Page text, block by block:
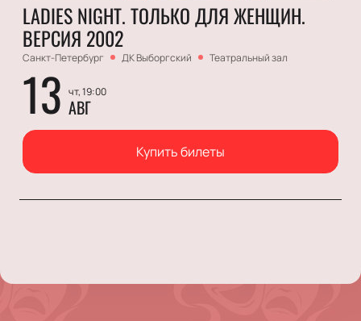
LADIES NIGHT. ТОЛЬКО ДЛЯ ЖЕНЩИН.
ВЕРСИЯ 2002
Санкт-Петербург ДК Выборгский Театральный зал
13 чт, 19:00
АВГ
Купить билеты